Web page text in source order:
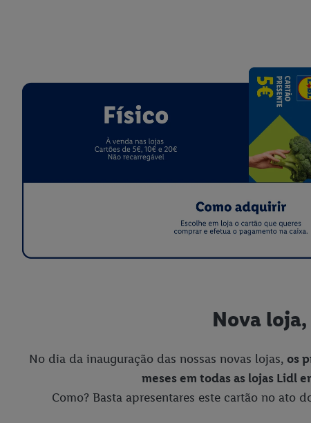
Nova
No dia da inauguração das nossas novas lojas, os
meses em todas as lojas Lidl
Como? Basta apresentares este cartão no ato